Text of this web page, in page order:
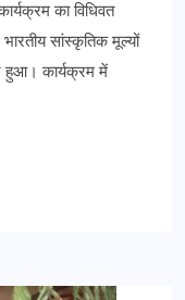
का विधिवत
सांस्कृतिक मूल्यों
हुआ। कार्यक्रम में